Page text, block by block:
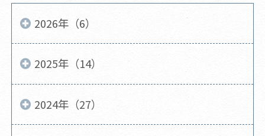
2026年（6）
2025年（14）
2024年（27）